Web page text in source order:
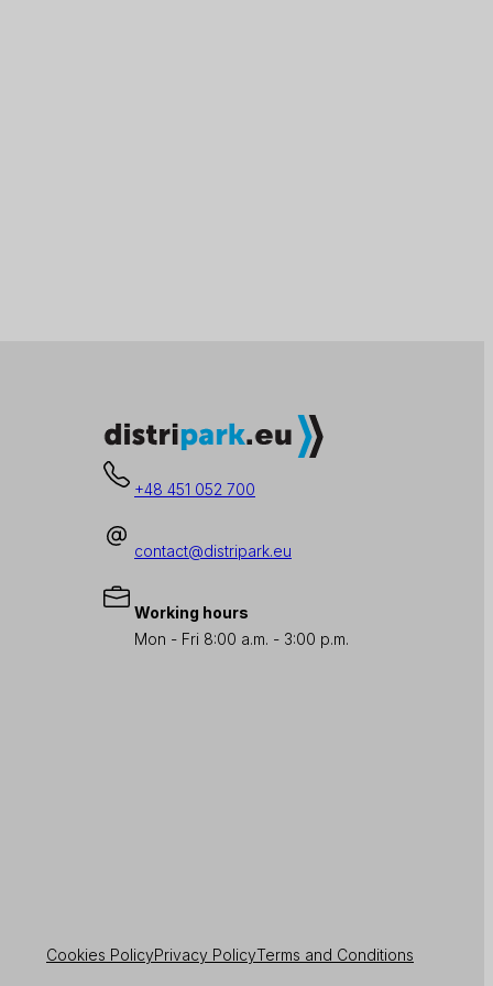
+48 451 052 700
contact@distripark.eu
Working hours
Mon - Fri 8:00 a.m. - 3:00 p.m.
Cookies PolicyPrivacy PolicyTerms and Conditions